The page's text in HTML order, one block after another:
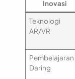
Inovasi
Teknologi
AR/VR
Pembelajaran
Daring